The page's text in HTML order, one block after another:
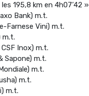
195,8 km en 4h07’42 »
Bank) m.t.
Farnese Vini) m.t.
m.t.
Inox) m.t.
Sapone) m.t.
m.t.
m.t.
m.t.